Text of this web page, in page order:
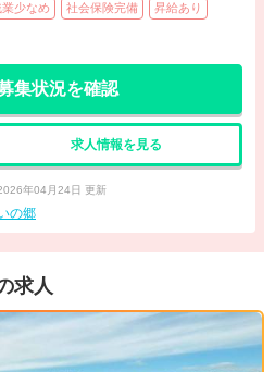
業少なめ 社会保険完備 昇給あり
集状況を確認
求人情報を見る
年04月24日 更新
の郷
求人